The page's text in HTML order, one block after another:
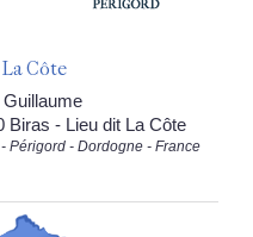
Côte
Biras - Lieu dit La Côte
Périgord - Dordogne - France